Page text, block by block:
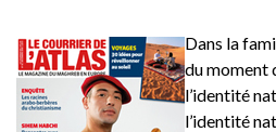
Dans la
du moment
l’identité
l’identité